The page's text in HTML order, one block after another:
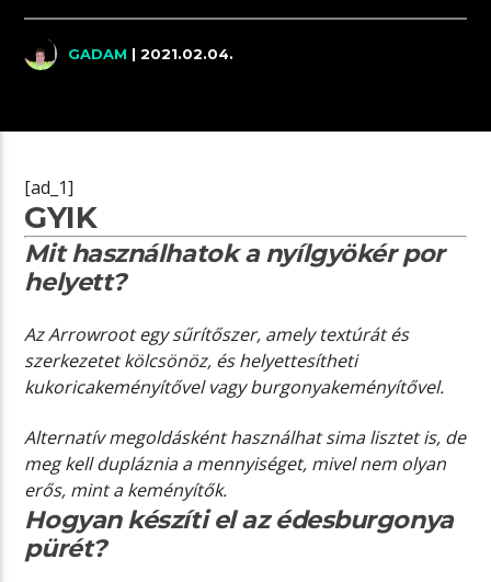
GADAM | 2021.02.04.
[ad_1]
GYIK
Mit használhatok a nyílgyökér por
helyett?
Az Arrowroot egy sűrítőszer, amely textúrát és
szerkezetet kölcsönöz, és helyettesítheti
kukoricakeményítővel vagy burgonyakeményítővel.
Alternatív megoldásként használhat sima lisztet is, de
meg kell dupláznia a mennyiséget, mivel nem olyan
erős, mint a keményítők.
Hogyan készíti el az édesburgonya
pürét?